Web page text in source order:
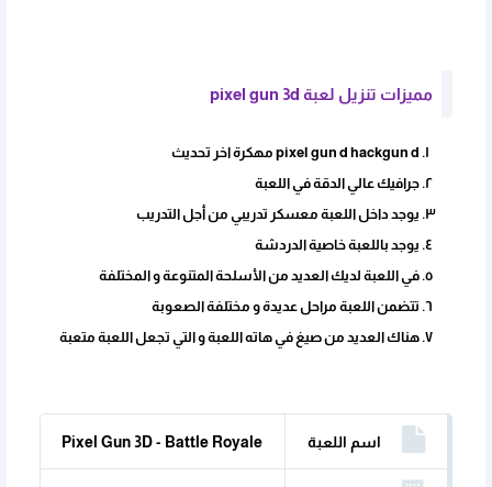
مميزات تنزيل لعبة pixel gun 3d
pixel gun d hackgun d مهكرة اخر تحديث
جرافيك عالي الدقة في اللعبة
يوجد داخل اللعبة معسكر تدريبي من أجل التدريب
يوجد باللعبة خاصية الدردشة
في اللعبة لديك العديد من الأسلحة المتنوعة و المختلفة
تتضمن اللعبة مراحل عديدة و مختلفة الصعوبة
هناك العديد من صيغ في هاته اللعبة و التي تجعل اللعبة متعبة
اسم اللعبة Pixel Gun 3D - Battle Royale